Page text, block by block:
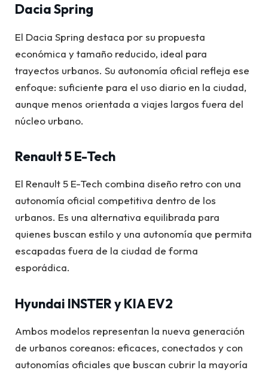
Dacia Spring
El Dacia Spring destaca por su propuesta
económica y tamaño reducido, ideal para
trayectos urbanos. Su autonomía oficial refleja ese
enfoque: suficiente para el uso diario en la ciudad,
aunque menos orientada a viajes largos fuera del
núcleo urbano.
Renault 5 E-Tech
El Renault 5 E-Tech combina diseño retro con una
autonomía oficial competitiva dentro de los
urbanos. Es una alternativa equilibrada para
quienes buscan estilo y una autonomía que permita
escapadas fuera de la ciudad de forma
esporádica.
Hyundai INSTER y KIA EV2
Ambos modelos representan la nueva generación
de urbanos coreanos: eficaces, conectados y con
autonomías oficiales que buscan cubrir la mayoría